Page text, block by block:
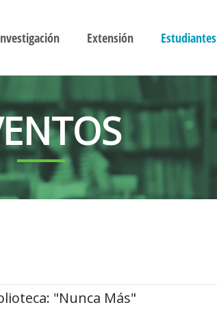
Extensión Estudiantes
"Nunca Más"